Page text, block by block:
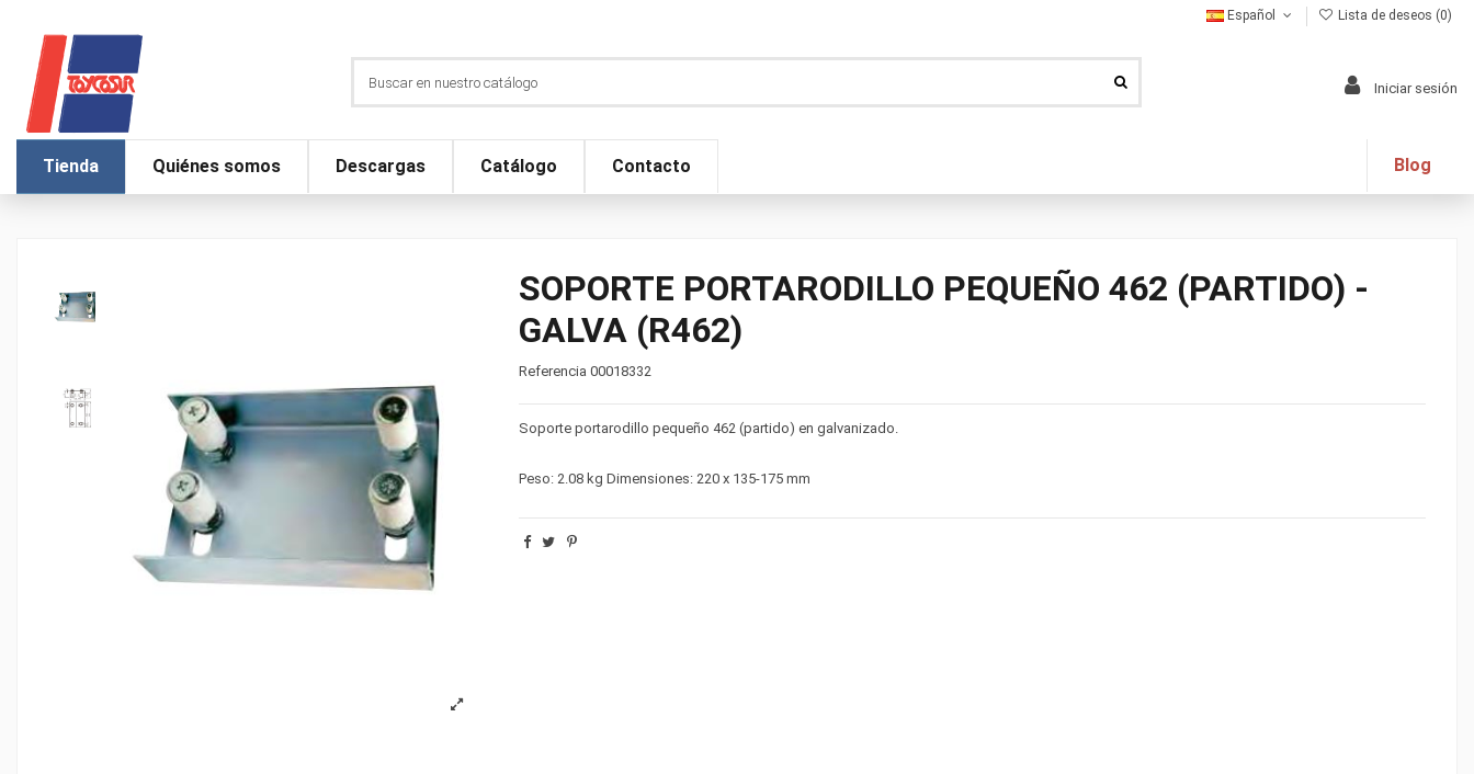
Español Lista de deseos (0)
Iniciar sesión
Tienda Quiénes somos Descargas Catálogo Contacto Blog
SOPORTE PORTARODILLO PEQUEÑO 462 (PARTIDO) -
GALVA (R462)
Referencia 00018332
Soporte portarodillo pequeño 462 (partido) en galvanizado.
Peso: 2.08 kg Dimensiones: 220 x 135-175 mm